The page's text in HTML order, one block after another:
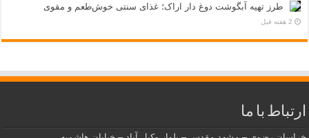
طرز تهیه آبگوشت دوغ دار اراک؛ غذای سنتی خوش‌طعم و مقوی
2 هفته قبل
ارتباط با ما